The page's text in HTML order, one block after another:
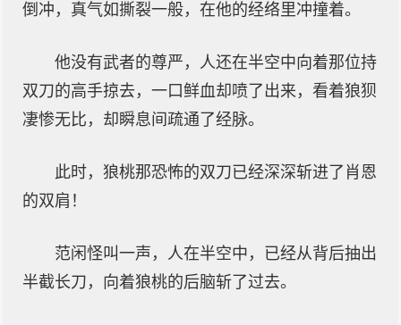
倒冲，真气如撕裂一般，在他的经络里冲撞着。
他没有武者的尊严，人还在半空中向着那位持
双刀的高手掠去，一口鲜血却喷了出来，看着狼狈
凄惨无比，却瞬息间疏通了经脉。
此时，狼桃那恐怖的双刀已经深深斩进了肖恩
的双肩！
范闲怪叫一声，人在半空中，已经从背后抽出
半截长刀，向着狼桃的后脑斩了过去。